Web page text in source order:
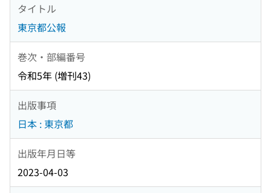
タイトル
東京都公報
巻次・部編番号
令和5年 (増刊43)
出版事項
日本 : 東京都
出版年月日等
2023-04-03